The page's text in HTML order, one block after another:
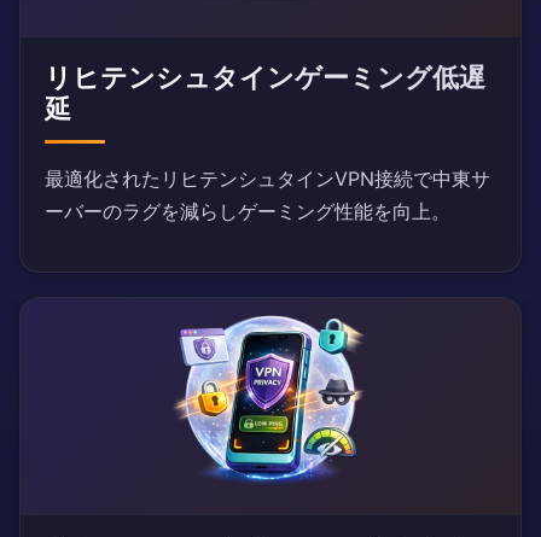
リヒテンシュタインゲーミング低遅
延
最適化されたリヒテンシュタインVPN接続で中東サ
ーバーのラグを減らしゲーミング性能を向上。